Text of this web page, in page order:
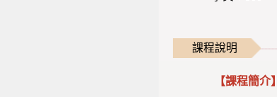
課程說明
【課程簡介】